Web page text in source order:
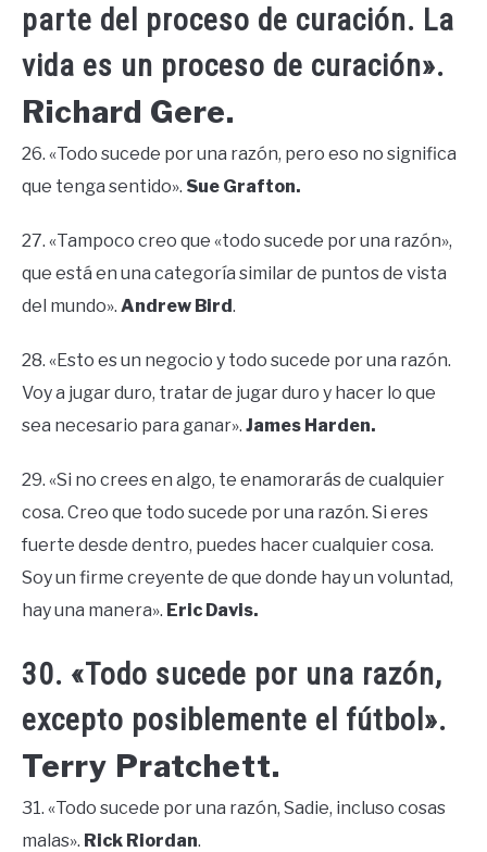
parte del proceso de curación. La
vida es un proceso de curación».
Richard Gere.
26. «Todo sucede por una razón, pero eso no significa
que tenga sentido». Sue Grafton.
27. «Tampoco creo que «todo sucede por una razón»,
que está en una categoría similar de puntos de vista
del mundo». Andrew Bird.
28. «Esto es un negocio y todo sucede por una razón.
Voy a jugar duro, tratar de jugar duro y hacer lo que
sea necesario para ganar». James Harden.
29. «Si no crees en algo, te enamorarás de cualquier
cosa. Creo que todo sucede por una razón. Si eres
fuerte desde dentro, puedes hacer cualquier cosa.
Soy un firme creyente de que donde hay un voluntad,
hay una manera». Eric Davis.
30. «Todo sucede por una razón,
excepto posiblemente el fútbol».
Terry Pratchett.
31. «Todo sucede por una razón, Sadie, incluso cosas
malas». Rick Riordan.